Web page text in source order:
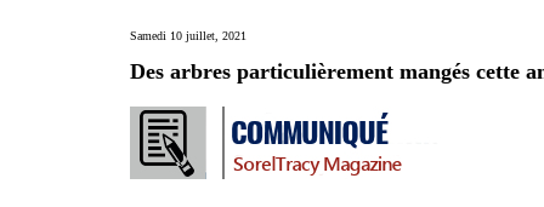
Samedi 10 juillet, 2021
Des arbres particulièrement mangés cette